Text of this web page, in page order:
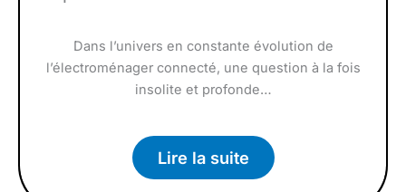
Dans l’univers en constante évolution de
l’électroménager connecté, une question à la fois
insolite et profonde…
Lire la suite